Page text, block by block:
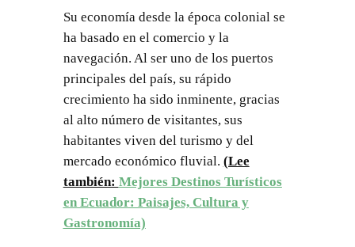
Su economía desde la época colonial se
ha basado en el comercio y la
navegación. Al ser uno de los puertos
principales del país, su rápido
crecimiento ha sido inminente, gracias
al alto número de visitantes, sus
habitantes viven del turismo y del
mercado económico fluvial. (Lee
también: Mejores Destinos Turísticos
en Ecuador: Paisajes, Cultura y
Gastronomía)